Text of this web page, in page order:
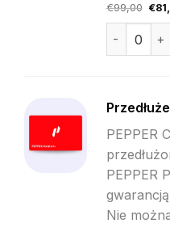
€99,00
cena
€
ilość
PEPPER
PEPPER
Nie